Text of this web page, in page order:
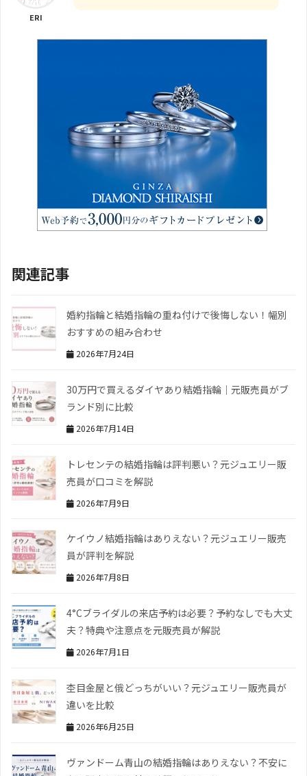
ERI
関連記事
婚約指輪と結婚指輪の重ね付けで後悔しない！幅別
おすすめの組み合わせ
2026年7月24日
30万円で買えるダイヤあり結婚指輪｜元販売員がブ
ランド別に比較
2026年7月14日
トレセンテの結婚指輪は評判悪い？元ジュエリー販
売員が口コミを解説
2026年7月9日
ケイウノ結婚指輪はありえない？元ジュエリー販売
員が評判を解説
2026年7月8日
4°Cブライダルの来店予約は必要？予約なしでも大丈
夫？特典や注意点を元販売員が解説
2026年7月1日
杢目金屋と俄どっちがいい？元ジュエリー販売員が
違いを比較
2026年6月25日
ヴァンドーム青山の結婚指輪はありえない？不安に